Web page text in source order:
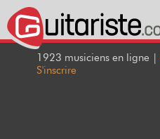
1923 musiciens en ligne |
S'inscrire